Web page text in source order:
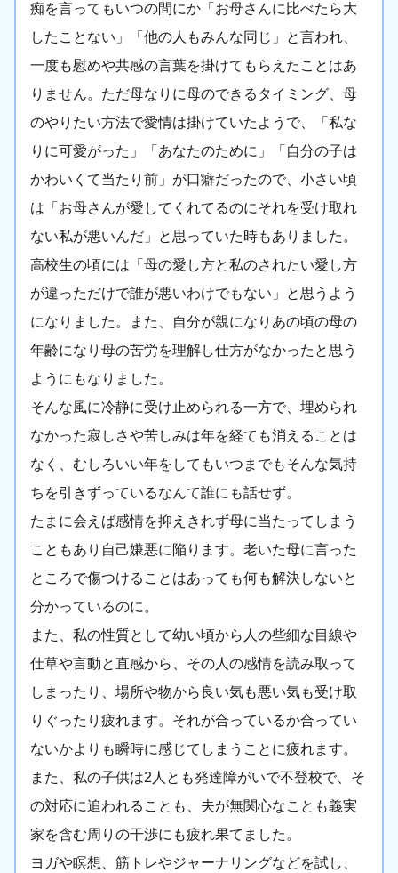
痴を言ってもいつの間にか「お母さんに比べたら大
したことない」「他の人もみんな同じ」と言われ、
一度も慰めや共感の言葉を掛けてもらえたことはあ
りません。ただ母なりに母のできるタイミング、母
のやりたい方法で愛情は掛けていたようで、「私な
りに可愛がった」「あなたのために」「自分の子は
かわいくて当たり前」が口癖だったので、小さい頃
は「お母さんが愛してくれてるのにそれを受け取れ
ない私が悪いんだ」と思っていた時もありました。
高校生の頃には「母の愛し方と私のされたい愛し方
が違っただけで誰が悪いわけでもない」と思うよう
になりました。また、自分が親になりあの頃の母の
年齢になり母の苦労を理解し仕方がなかったと思う
ようにもなりました。
そんな風に冷静に受け止められる一方で、埋められ
なかった寂しさや苦しみは年を経ても消えることは
なく、むしろいい年をしてもいつまでもそんな気持
ちを引きずっているなんて誰にも話せず。
たまに会えば感情を抑えきれず母に当たってしまう
こともあり自己嫌悪に陥ります。老いた母に言った
ところで傷つけることはあっても何も解決しないと
分かっているのに。
また、私の性質として幼い頃から人の些細な目線や
仕草や言動と直感から、その人の感情を読み取って
しまったり、場所や物から良い気も悪い気も受け取
りぐったり疲れます。それが合っているか合ってい
ないかよりも瞬時に感じてしまうことに疲れます。
また、私の子供は2人とも発達障がいで不登校で、そ
の対応に追われることも、夫が無関心なことも義実
家を含む周りの干渉にも疲れ果てました。
ヨガや瞑想、筋トレやジャーナリングなどを試し、